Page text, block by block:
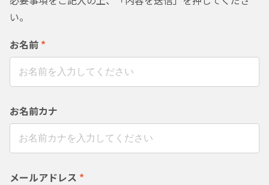
い。
お名前 *
お名前カナ
メールアドレス *